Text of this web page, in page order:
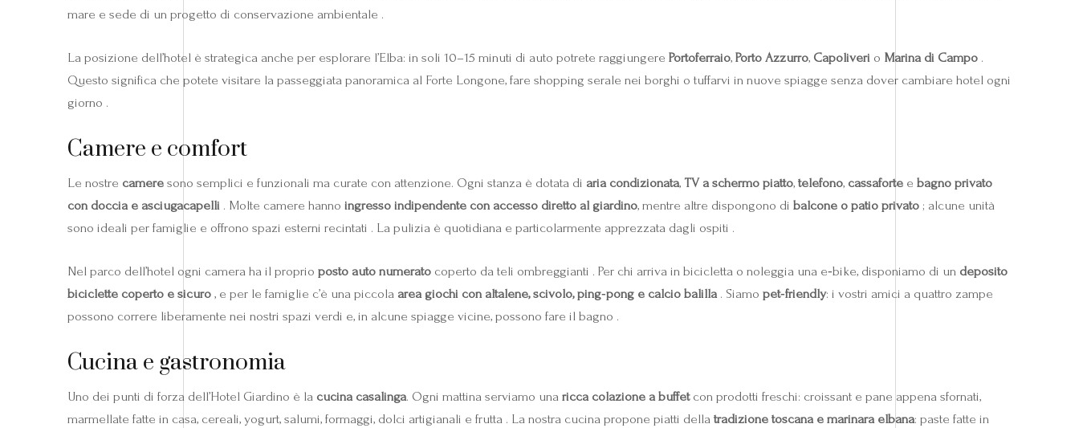
mare e sede di un progetto di conservazione ambientale .
La posizione dell’hotel è strategica anche per esplorare l’Elba: in soli 10–15 minuti di auto potrete raggiungere Portoferraio, Porto Azzurro, Capoliveri o Marina di Campo .
Questo significa che potete visitare la passeggiata panoramica al Forte Longone, fare shopping serale nei borghi o tuffarvi in nuove spiagge senza dover cambiare hotel ogni
giorno .
Camere e comfort
Le nostre camere sono semplici e funzionali ma curate con attenzione. Ogni stanza è dotata di aria condizionata, TV a schermo piatto, telefono, cassaforte e bagno privato
con doccia e asciugacapelli . Molte camere hanno ingresso indipendente con accesso diretto al giardino, mentre altre dispongono di balcone o patio privato ; alcune unità
sono ideali per famiglie e offrono spazi esterni recintati . La pulizia è quotidiana e particolarmente apprezzata dagli ospiti .
Nel parco dell’hotel ogni camera ha il proprio posto auto numerato coperto da teli ombreggianti . Per chi arriva in bicicletta o noleggia una e‑bike, disponiamo di un deposito
biciclette coperto e sicuro , e per le famiglie c’è una piccola area giochi con altalene, scivolo, ping‑pong e calcio balilla. Siamo pet‑friendly: i vostri amici a quattro zampe
possono correre liberamente nei nostri spazi verdi e, in alcune spiagge vicine, possono fare il bagno .
Cucina e gastronomia
Uno dei punti di forza dell’Hotel Giardino è la cucina casalinga. Ogni mattina serviamo una ricca colazione a buffetcon prodotti freschi: croissant e pane appena sfornati,
marmellate fatte in casa, cereali, yogurt, salumi, formaggi, dolci artigianali e frutta . La nostra cucina propone piatti della tradizione toscana e marinara elbana: paste fatte in